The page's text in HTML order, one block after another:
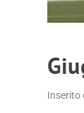
Inserito